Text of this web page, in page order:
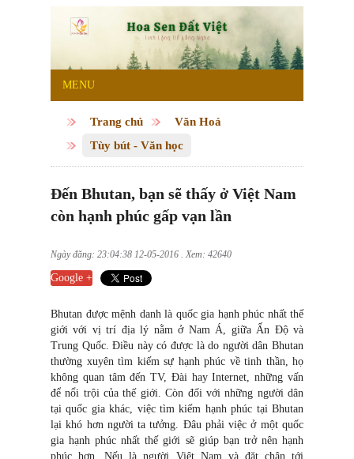
MENU
Trang chủ
Văn Hoá
Tùy bút - Văn học
Đến Bhutan, bạn sẽ thấy ở Việt Nam
còn hạnh phúc gấp vạn lần
Ngày đăng: 23:04:38 12-05-2016 . Xem: 42640
Google +
Bhutan được mệnh danh là quốc gia hạnh phúc nhất thế
giới với vị trí địa lý nằm ở Nam Á, giữa Ấn Độ và
Trung Quốc. Điều này có được là do người dân Bhutan
thường xuyên tìm kiếm sự hạnh phúc về tinh thần, họ
không quan tâm đến TV, Đài hay Internet, những vấn
để nổi trội của thế giới. Còn đối với những người dân
tại quốc gia khác, việc tìm kiếm hạnh phúc tại Bhutan
lại khó hơn người ta tưởng. Đâu phải việc ở một quốc
gia hạnh phúc nhất thế giới sẽ giúp bạn trở nên hạnh
phúc hơn. Nếu là người Việt Nam và đặt chân tới